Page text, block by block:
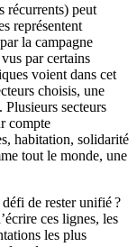
récurrents) peut
représentent
la campagne
par certains
voient dans cet
choisis, une
secteurs
compte
habitation, solidarité
tout le monde, une
de rester unifié ?
ces lignes, les
les plus